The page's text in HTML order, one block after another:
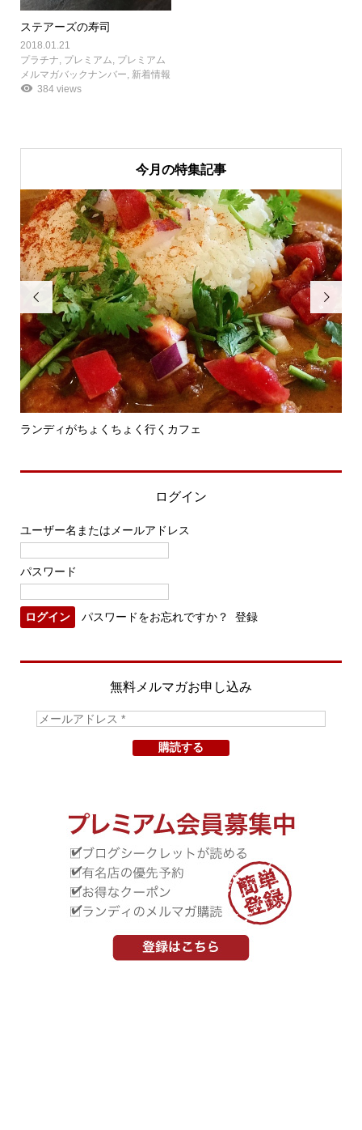
ステアーズの寿司
2018.01.21
プラチナ プレミアム
プレミアム
メルマガバックナンバー 新着情報
384 views
今月の特集記事

ランディがちょくちょく行くカフェ

ログイン
ユーザー名またはメールアドレス
パスワード
パスワードをお忘れですか？ 登録
無料メルマガお申し込み